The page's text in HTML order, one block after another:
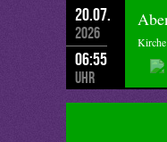
20.07.
2026
06:55
Uhr